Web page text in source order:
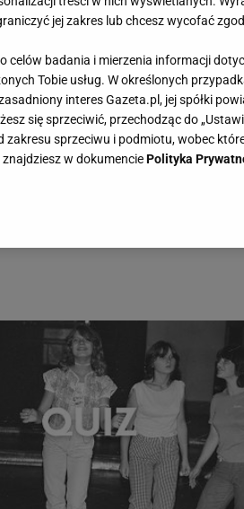
jej zakres lub chcesz wycofać
celów badania i mierzenia informacji
Tobie usług. W określonych
interes Gazeta.pl, jej spółki
się sprzeciwić, przechodząc do
sprzeciwu i podmiotu, wobec
w dokumenciePolityka
i przechowywanie plików cookie
dane osobowe w następujących
skanowanie charakterystyki urządzenia
nich. Spersonalizowane reklamy i treści,
Partnerów